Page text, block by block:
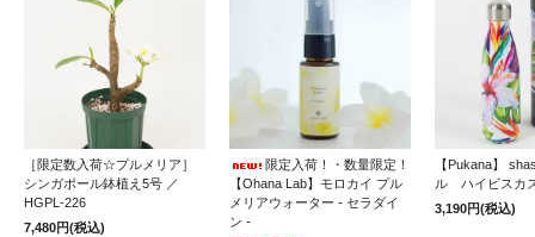
［限定数入荷☆プルメリア］
シンガポール鉢植え5号 ／
HGPL-226
7,480円(税込)
限定入荷！・数量限定！
【Ohana Lab】モロカイ プル
メリアウォーター - セラダイ
ン -
【Pukana】
ル ハイビスカ
3,190円(税込)